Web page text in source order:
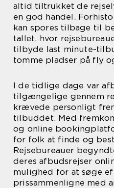
altid tiltrukket de
en god handel.
kan spores tilbage til
tallet, hvor
tilbyde last minute-
tomme pladser på fly
I de tidlige dage var
tilgængelige gennem
krævede personligt
tilbuddet. Med
og online
for folk at finde og
Rejsebureauer
deres afbudsrejser
mulighed for at søge
prissammenligne med